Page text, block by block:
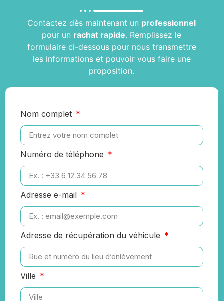
Contactez dès maintenant un professionnel
pour un rachat rapide. Remplissez le
formulaire ci-dessous pour nous transmettre
les informations et pouvoir vous faire une
proposition.
Nom complet
Numéro de téléphone
Adresse e-mail
Adresse de récupération du véhicule
Ville